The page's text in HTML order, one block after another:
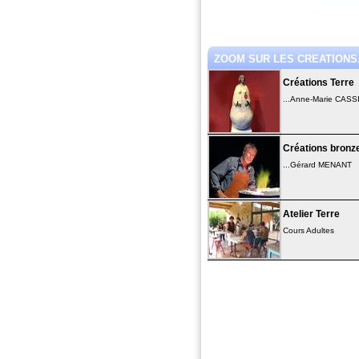
ZOOM SUR LES
Créations Terre
...Anne-Marie
Créations
...Gérard MENANT
Atelier Terre
Cours Adultes